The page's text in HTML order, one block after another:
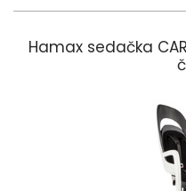
Hamax sedačka